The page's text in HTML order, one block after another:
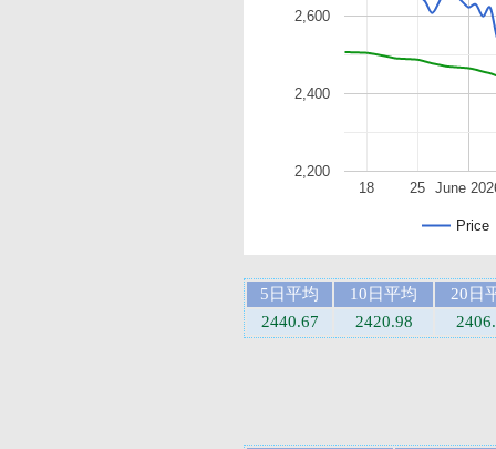
Price
June
18 25
2,200
2,400
2,600
5日平均 10日平均
20日
2440.67
2420.98